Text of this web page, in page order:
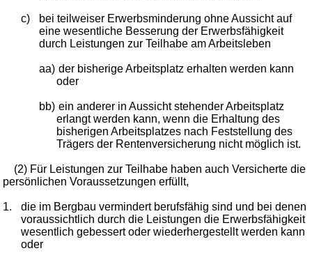
c)
bei teilweiser Erwerbsminderung ohne Aussicht auf
eine wesentliche Besserung der Erwerbsfähigkeit
durch Leistungen zur Teilhabe am Arbeitsleben
aa) der bisherige Arbeitsplatz erhalten werden kann
oder
bb) ein anderer in Aussicht stehender Arbeitsplatz
erlangt werden kann, wenn die Erhaltung des
bisherigen Arbeitsplatzes nach Feststellung des
Trägers der Rentenversicherung nicht möglich ist.
(2) Für Leistungen zur Teilhabe haben auch Versicherte die
persönlichen Voraussetzungen erfüllt,
1.
die im Bergbau vermindert berufsfähig sind und bei denen
voraussichtlich durch die Leistungen die Erwerbsfähigkeit
wesentlich gebessert oder wiederhergestellt werden kann
oder